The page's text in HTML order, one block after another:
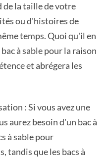
de la taille de votre
ou d'histoires de
temps. Quoi qu'il en
à sable pour la raison
et abrégera les
: Si vous avez une
aurez besoin d'un bac à
à sable pour
tandis que les bacs à